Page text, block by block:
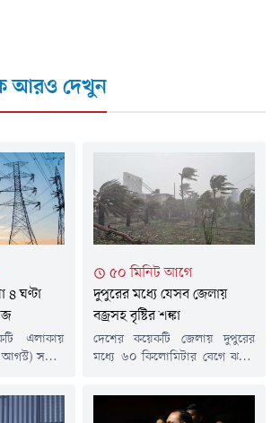
আরও দেখুন
৪ ঘণ্টা
এলাকায়
সকাল
এক
৫০ মিনিট আগে
দুপুরের মধ্যে যেসব জেলায়
বজ্রসহ বৃষ্টির শঙ্কা
দেশের কয়েকটি জেলায় দুপুরের
মধ্যে ৬০ কিলোমিটার বেগে ঝড়ো
জানিয়েছে আবহাওয়া অফিস।
একইসাথে বৃষ্টি বা বজ্রসহ বৃষ্টিরও